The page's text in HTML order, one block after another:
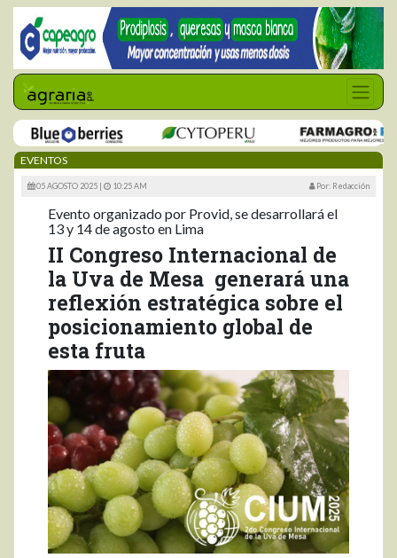
EVENTOS
05 AGOSTO 2025 | 10:25 AM Por: Redacción
Evento organizado por Provid, se desarrollará el
13 y 14 de agosto en Lima
II Congreso Internacional de
la Uva de Mesa generará una
reflexión estratégica sobre el
posicionamiento global de
esta fruta